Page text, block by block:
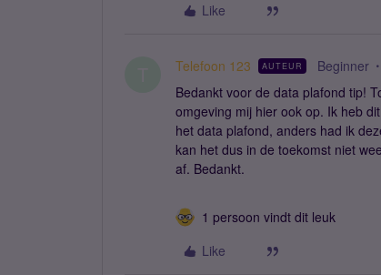
Like
Telefoon 123 AUTEUR Beginner
Bedankt voor de data plafond tip!
omgeving mij hier ook op. Ik heb
het data plafond, anders had ik
kan het dus in de toekomst niet
af. Bedankt.
1 persoon vindt dit leuk
Like